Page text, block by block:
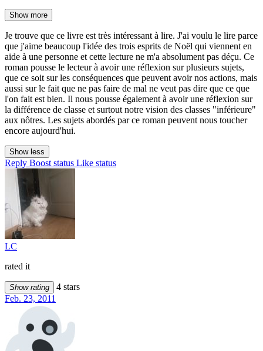
Show more
Je trouve que ce livre est très intéressant à lire. J'ai voulu le lire parce
que j'aime beaucoup l'idée des trois esprits de Noël qui viennent en
aide à une personne et cette lecture ne m'a absolument pas déçu. Ce
roman pousse le lecteur à avoir une réflexion sur plusieurs sujets,
que ce soit sur les conséquences que peuvent avoir nos actions, mais
aussi sur le fait que ne pas faire de mal ne veut pas dire que ce que
l'on fait est bien. Il nous pousse également à avoir une réflexion sur
la différence de classe et surtout notre vision des classes "inférieure"
aux nôtres. Les sujets abordés par ce roman peuvent nous toucher
encore aujourd'hui.
Show less
Reply Boost status Like status
LC
rated it
Show rating
4 stars
Feb. 23, 2011